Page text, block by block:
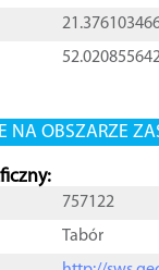
NA OBSZARZE
757122
Tabór